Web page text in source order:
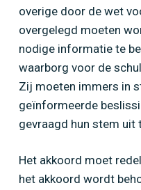
overige door de wet
overgelegd moeten
nodige informatie te
waarborg voor de
Zij moeten immers in
geïnformeerde
gevraagd hun stem uit
Het akkoord moet
het akkoord wordt